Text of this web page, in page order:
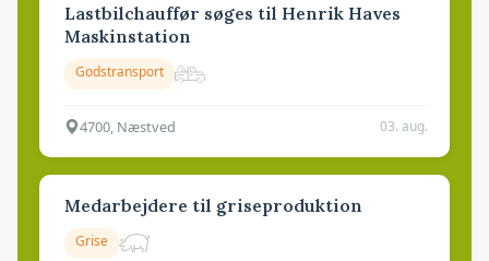
Lastbilchauffør søges til Henrik Haves
Maskinstation
Godstransport
4700, Næstved 03. aug.
Medarbejdere til griseproduktion
Grise